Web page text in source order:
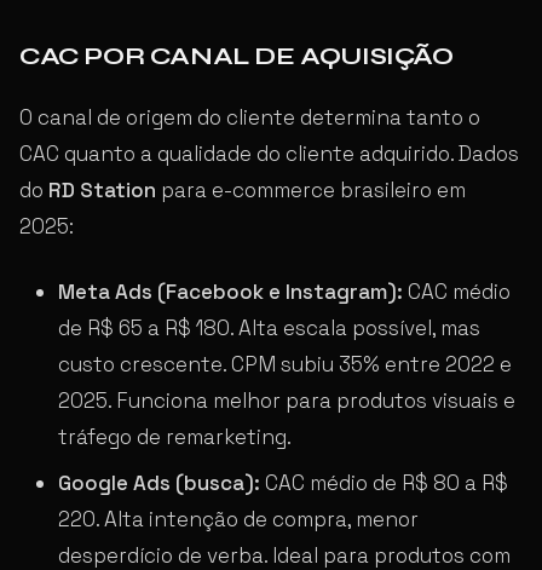
CAC POR CANAL DE AQUISIÇÃO
O canal de origem do cliente determina tanto o
CAC quanto a qualidade do cliente adquirido. Dados
do RD Station para e-commerce brasileiro em
2025:
Meta Ads (Facebook e Instagram): CAC médio
de R$ 65 a R$ 180. Alta escala possível, mas
custo crescente. CPM subiu 35% entre 2022 e
2025. Funciona melhor para produtos visuais e
tráfego de remarketing.
Google Ads (busca): CAC médio de R$ 80 a R$
220. Alta intenção de compra, menor
desperdício de verba. Ideal para produtos com